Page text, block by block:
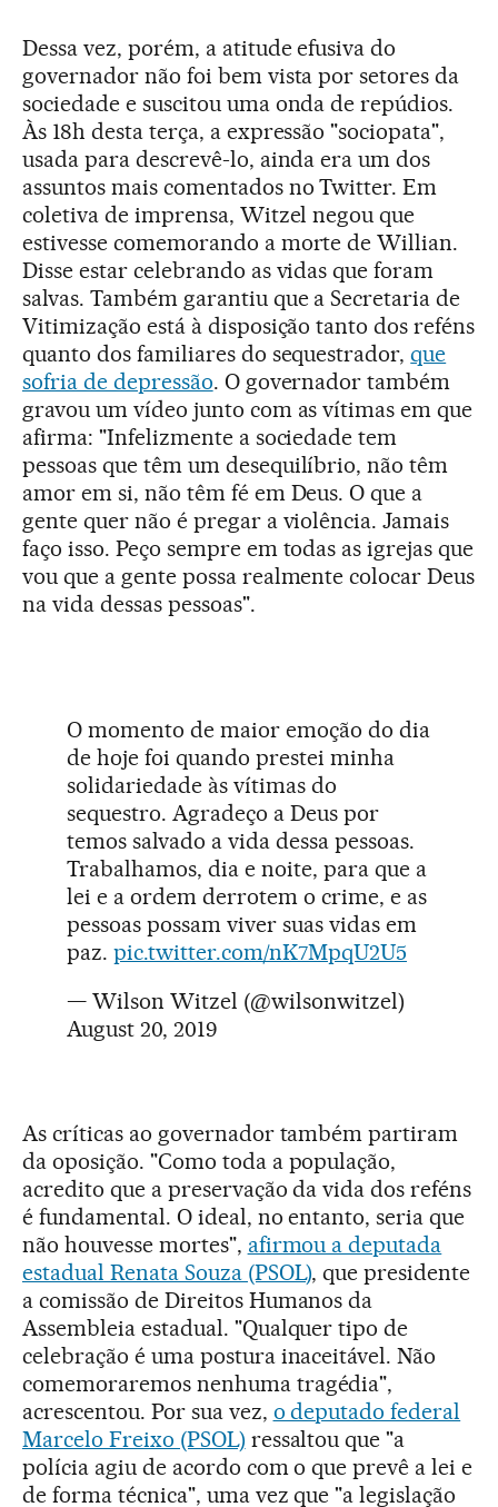
Dessa vez, porém, a atitude efusiva do
governador não foi bem vista por setores da
sociedade e suscitou uma onda de repúdios.
Às 18h desta terça, a expressão "sociopata",
usada para descrevê-lo, ainda era um dos
assuntos mais comentados no Twitter. Em
coletiva de imprensa, Witzel negou que
estivesse comemorando a morte de Willian.
Disse estar celebrando as vidas que foram
salvas. Também garantiu que a Secretaria de
Vitimização está à disposição tanto dos reféns
quanto dos familiares do sequestrador,que
sofria de depressão. O governador também
gravou um vídeo junto com as vítimas em que
afirma: "Infelizmente a sociedade tem
pessoas que têm um desequilíbrio, não têm
amor em si, não têm fé em Deus. O que a
gente quer não é pregar a violência. Jamais
faço isso. Peço sempre em todas as igrejas que
vou que a gente possa realmente colocar Deus
na vida dessas pessoas".
O momento de maior emoção do dia
de hoje foi quando prestei minha
solidariedade às vítimas do
sequestro. Agradeço a Deus por
temos salvado a vida dessa pessoas.
Trabalhamos, dia e noite, para que a
lei e a ordem derrotem o crime, e as
pessoas possam viver suas vidas em
paz. pic.twitter.com/nK7MpqU2U5
— Wilson Witzel (@wilsonwitzel)
August 20, 2019
As críticas ao governador também partiram
da oposição. "Como toda a população,
acredito que a preservação da vida dos reféns
é fundamental. O ideal, no entanto, seria que
não houvesse mortes", afirmou a deputada
estadual Renata Souza (PSOL), que presidente
a comissão de Direitos Humanos da
Assembleia estadual. "Qualquer tipo de
celebração é uma postura inaceitável. Não
comemoraremos nenhuma tragédia",
acrescentou. Por sua vez, o deputado federal
Marcelo Freixo (PSOL) ressaltou que "a
polícia agiu de acordo com o que prevê a lei e
de forma técnica", uma vez que "a legislação